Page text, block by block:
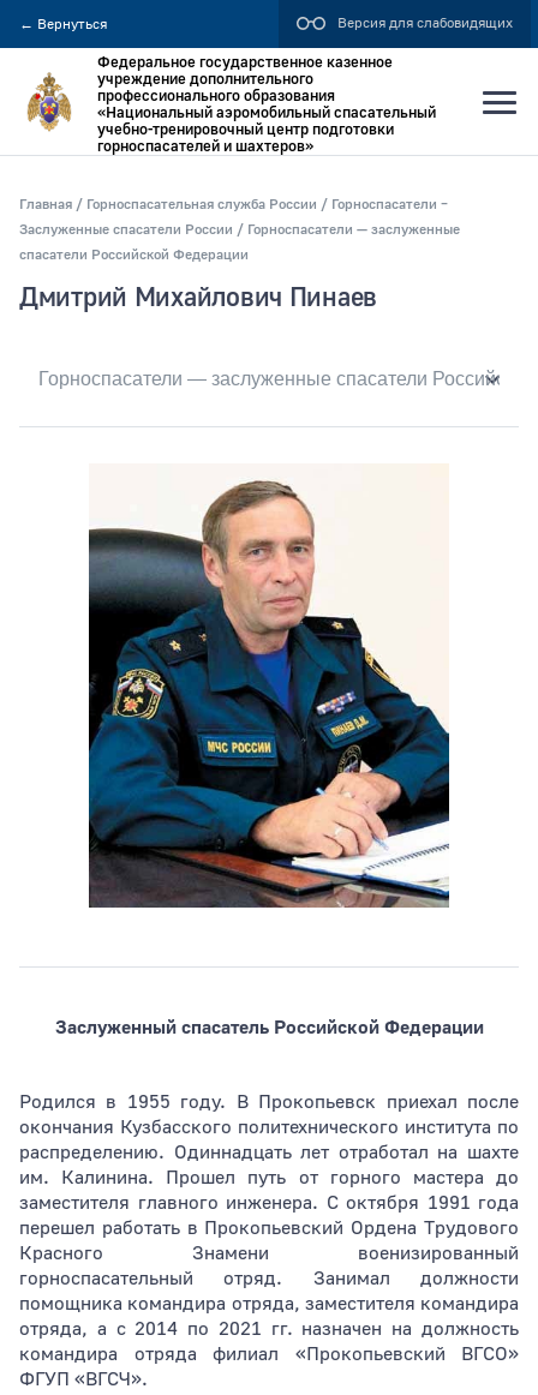
← Вернуться Версия для слабовидящих
Искать по:
всей фразе
отдельным словам
Публикация не ранее
Публикация не позднее
Федеральное государственное казенное
учреждение дополнительного
профессионального образования
«Национальный аэромобильный спасательный
учебно-тренировочный центр подготовки
горноспасателей и шахтеров»
Главная Горноспасательная служба России
Горноспасатели –
Заслуженные спасатели России
Горноспасатели — заслуженные
спасатели Российской Федерации
Заслуженный спасатель Российской Федерации
Родился в 1955 году. В Прокопьевск приехал после
окончания Кузбасского политехнического института по
распределению. Одиннадцать лет отработал на шахте
им. Калинина. Прошел путь от горного мастера до
заместителя главного инженера. С октября 1991 года
перешел работать в Прокопьевский Ордена Трудового
Красного Знамени военизированный
горноспасательный отряд. Занимал должности
помощника командира отряда, заместителя командира
отряда, а с 2014 по 2021 гг. назначен на должность
командира отряда филиал «Прокопьевский ВГСО»
ФГУП «ВГСЧ».
Дмитрий Михайлович Пинаев